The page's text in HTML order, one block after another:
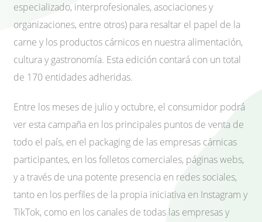
especializado, interprofesionales, asociaciones y
organizaciones, entre otros) para resaltar el papel de la
carne y los productos cárnicos en nuestra alimentación,
cultura y gastronomía. Esta edición contará con un total
de 170 entidades adheridas.
Entre los meses de julio y octubre, el consumidor podrá
ver esta campaña en los principales puntos de venta de
todo el país, en el packaging de las empresas cárnicas
participantes, en los folletos comerciales, páginas webs,
y a través de una potente presencia en redes sociales,
tanto en los perfiles de la propia iniciativa en Instagram y
TikTok, como en los canales de todas las empresas y